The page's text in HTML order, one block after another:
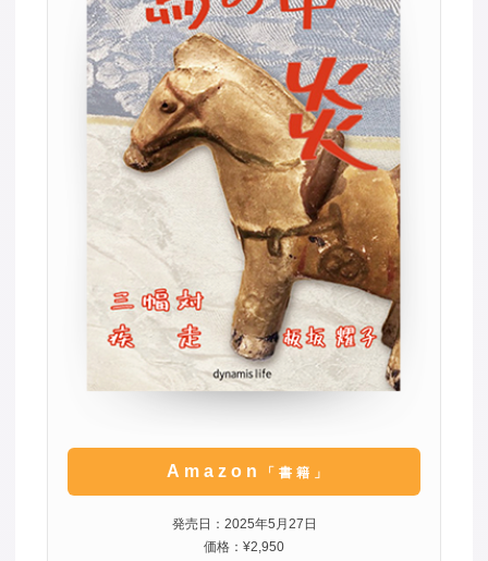
Amazon 「書籍」
発売日：2025年5月27日
価格：¥2,950